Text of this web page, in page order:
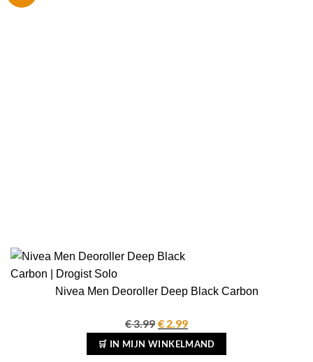
Nivea Men Deoroller Deep Black Carbon
€3.99 Oorspronkelijke
prijs
was:
€ 2.99Huidige
prijs
is:
🛒 IN MIJN WINKELMAND